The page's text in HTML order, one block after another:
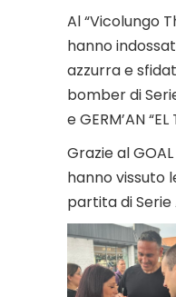
Al “Vicolungo
hanno
azzurra e
bomber di
e GERM’AN “EL
Grazie al
hanno vissuto
partita di Serie